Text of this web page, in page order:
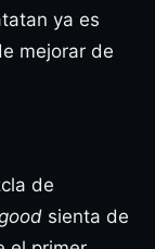
ya es
mejorar de
de
sienta de